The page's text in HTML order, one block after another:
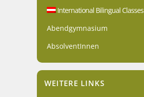
International Bilingual Classes
Abendgymnasium
AbsolventInnen
WEITERE LINKS